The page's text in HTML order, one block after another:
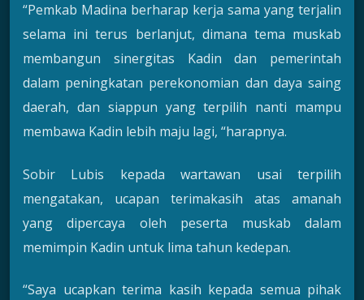
“Pemkab Madina berharap kerja sama yang terjalin
selama ini terus berlanjut, dimana tema muskab
membangun sinergitas Kadin dan pemerintah
dalam peningkatan perekonomian dan daya saing
daerah, dan siappun yang terpilih nanti mampu
membawa Kadin lebih maju lagi, “harapnya.
Sobir Lubis kepada wartawan usai terpilih
mengatakan, ucapan terimakasih atas amanah
yang dipercaya oleh peserta muskab dalam
memimpin Kadin untuk lima tahun kedepan.
“Saya ucapkan terima kasih kepada semua pihak